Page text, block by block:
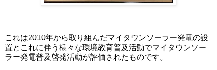
これは2010年から取り組んだマイタウンソーラー発電の設
置とこれに伴う様々な環境教育普及活動でマイタウンソー
ラー発電普及啓発活動が評価されたものです。